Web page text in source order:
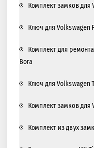
Комплект замков для
Ключ для Volkswagen
Комплект для
Bora
Ключ для Volkswagen
Комплект замков для
Комплект из двух